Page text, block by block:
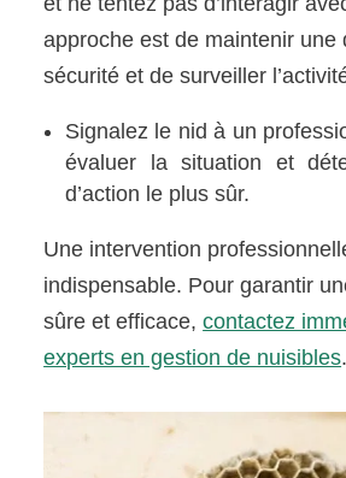
approche est de maintenir une
sécurité et de surveiller
Signalez le nid à un
évaluer la situation et
d’action le plus sûr.
Une intervention
indispensable. Pour garantir
sûre et efficace,contactez
experts en gestion de nuisibles.